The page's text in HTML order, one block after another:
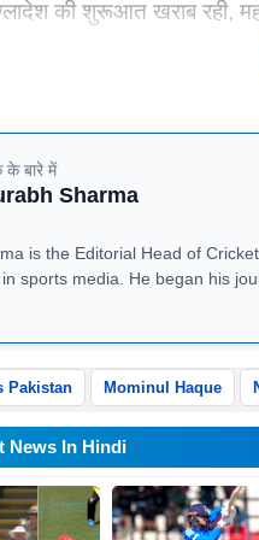
की शुरूआत खराब
इसके बाद नजमुल और
105 गेंदों में 58 रन
बारे में
Sharma
is the Editorial Head of
sports media. He began his
moving to television media with
he also works as a show
Cricket Trivia.
Pakistan Mominul Haque
News In Hindi